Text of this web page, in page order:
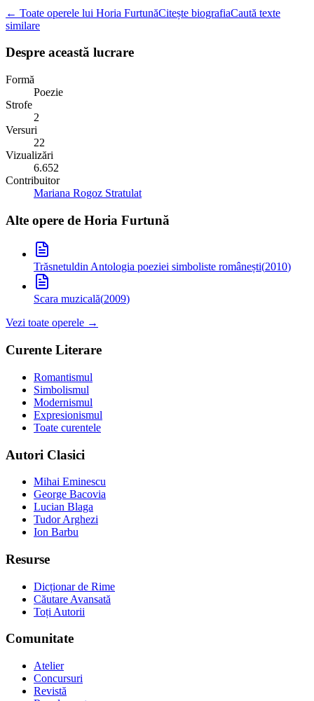
← Toate operele lui Horia FurtunăCitește biografiaCaută texte
similare
Despre această lucrare
Formă
Poezie
Strofe
2
Versuri
22
Vizualizări
6.652
Contribuitor
Mariana Rogoz Stratulat
Alte opere de Horia Furtună
Trăsnetuldin Antologia poeziei simboliste românești(2010)
Scara muzicală(2009)
Vezi toate operele →
Curente Literare
Romantismul
Simbolismul
Modernismul
Expresionismul
Toate curentele
Autori Clasici
Mihai Eminescu
George Bacovia
Lucian Blaga
Tudor Arghezi
Ion Barbu
Resurse
Dicționar de Rime
Căutare Avansată
Toți Autorii
Comunitate
Atelier
Concursuri
Revistă